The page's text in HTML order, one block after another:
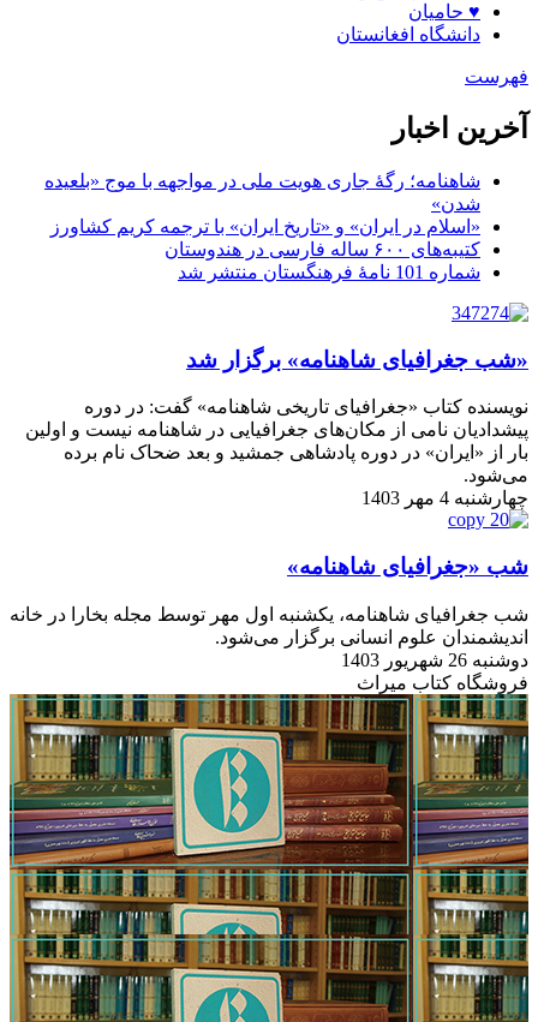
♥ حامیان
دانشگاه افغانستان
فهرست
آخرین اخبار
شاهنامه؛ رگۀ جاری هویت ملی در مواجهه با موج «بلعیده
شدن»
«اسلام در ایران» و «تاریخ ایران» با ترجمه کریم کشاورز
کتیبه‌های ۶۰۰ ساله فارسی در هندوستان
شماره 101 نامۀ فرهنگستان منتشر شد
«شب جغرافیای شاهنامه» برگزار شد
نویسنده کتاب «جغرافیای تاریخی شاهنامه» گفت: در دوره
پیشدادیان نامی از مکان‌های جغرافیایی در شاهنامه نیست و اولین
بار از «ایران» در دوره پادشاهی جمشید و بعد ضحاک نام برده
می‌شود.
چهارشنبه 4 مهر 1403
شب «جغرافیای شاهنامه»
شب جغرافیای شاهنامه، یکشنبه اول مهر توسط مجله بخارا در خانه
اندیشمندان علوم انسانی برگزار می‌شود.
دوشنبه 26 شهریور 1403
فروشگاه کتاب میراث